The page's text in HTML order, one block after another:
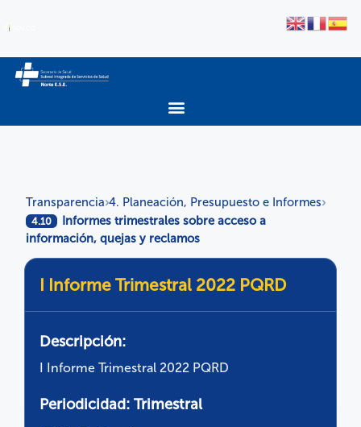
Transparencia›4. Planeación, Presupuesto e Informes›
4.10
Informes trimestrales sobre acceso a
información, quejas y reclamos
I Informe Trimestral 2022 PQRD
Descripción:
I Informe Trimestral 2022 PQRD
Periodicidad: Trimestral